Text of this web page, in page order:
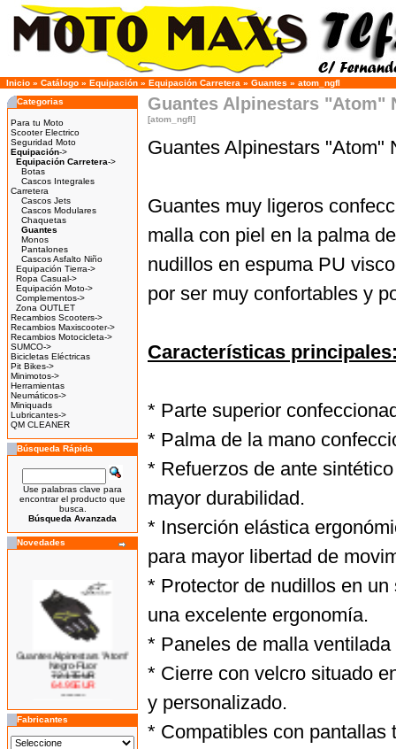
Inicio » Catálogo » Equipación » Equipación Carretera » Guantes » atom_ngfl
Categorias
Para tu Moto
Scooter Electrico
Seguridad Moto
Equipación->
Equipación Carretera->
Botas
Cascos Integrales
Carretera
Cascos Jets
Cascos Modulares
Chaquetas
Guantes
Monos
Pantalones
Cascos Asfalto Niño
Equipación Tierra->
Ropa Casual->
Equipación Moto->
Complementos->
Zona OUTLET
Recambios Scooters->
Recambios Maxiscooter->
Recambios Motocicleta->
SUMCO->
Bicicletas Eléctricas
Pit Bikes->
Minimotos->
Herramientas
Neumáticos->
Miniquads
Lubricantes->
QM CLEANER
Búsqueda Rápida
Use palabras clave para
encontrar el producto que
busca.
Búsqueda Avanzada
Novedades
Guantes Alpinestars "Atom"
Negro-Fluor
72.17EUR
64.95EUR
---------
Fabricantes
Guantes Alpinestars "Atom"
[atom_ngfl]
Guantes Alpinestars "Atom"
Guantes muy ligeros
malla con piel en la palma
nudillos en espuma PU
por ser muy confortables y
Características
* Parte superior
* Palma de la mano
* Refuerzos de ante
mayor durabilidad.
* Inserción elástica
para mayor libertad de
* Protector de nudillos en
una excelente ergonomía.
* Paneles de malla
* Cierre con velcro situado
y personalizado.
* Compatibles con pantallas